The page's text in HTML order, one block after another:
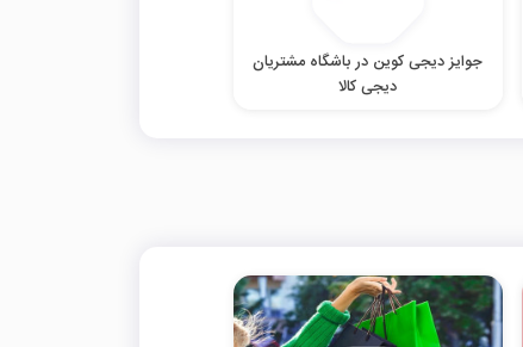
جوایز دیجی کوین در باشگاه مشتریان
دیجی کالا